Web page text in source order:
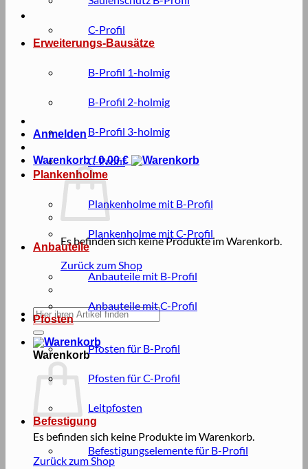
Anmelden
Warenkorb /0,00€
Es befinden sich keine Produkte im Warenkorb.
Zurück zum Shop
Suche
nach:
Warenkorb
Es befinden sich keine Produkte im Warenkorb.
Zurück zum Shop
C-Profil
Erweiterungs-Bausätze
B-Profil 1-holmig
B-Profil 2-holmig
B-Profil 3-holmig
C-Profil
Plankenholme
Plankenholme mit B-Profil
Plankenholme mit C-Profil
Anbauteile
Anbauteile mit B-Profil
Anbauteile mit C-Profil
Pfosten
Pfosten für B-Profil
Pfosten für C-Profil
Leitpfosten
Befestigung
Befestigungselemente für B-Profil